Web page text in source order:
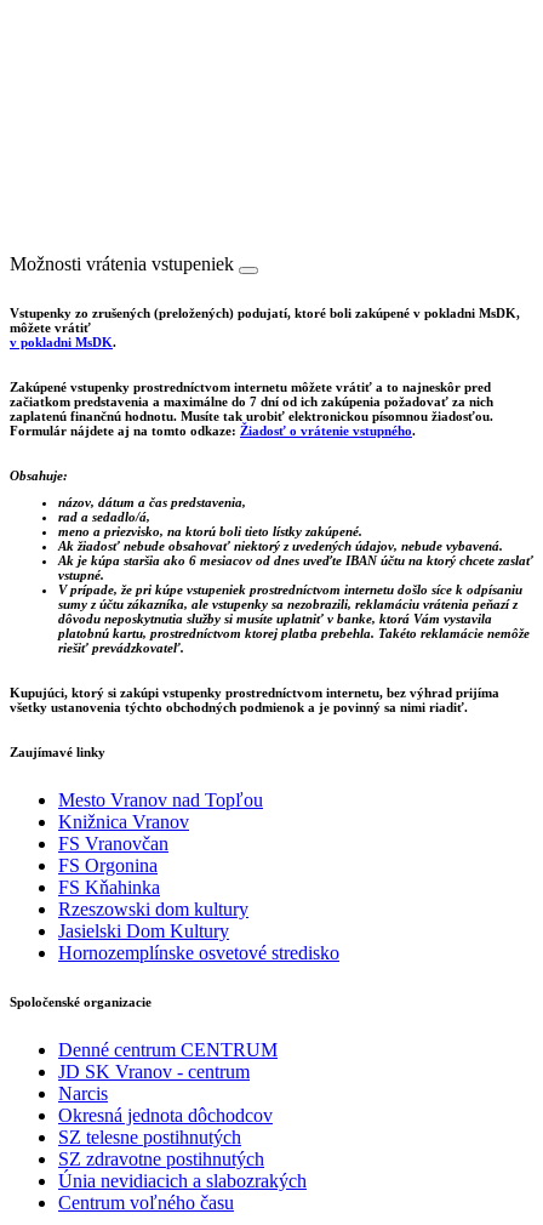
Možnosti vrátenia vstupeniek
Vstupenky zo zrušených (preložených) podujatí, ktoré boli zakúpené v pokladni MsDK,
môžete vrátiť
v pokladni MsDK.
Zakúpené vstupenky prostredníctvom internetu môžete vrátiť a to najneskôr pred
začiatkom predstavenia a maximálne do 7 dní od ich zakúpenia požadovať za nich
zaplatenú finančnú hodnotu. Musíte tak urobiť elektronickou písomnou žiadosťou.
Formulár nájdete aj na tomto odkaze: Žiadosť o vrátenie vstupného.
Obsahuje:
názov, dátum a čas predstavenia,
rad a sedadlo/á,
meno a priezvisko, na ktorú boli tieto lístky zakúpené.
Ak žiadosť nebude obsahovať niektorý z uvedených údajov, nebude vybavená.
Ak je kúpa staršia ako 6 mesiacov od dnes uveďte IBAN účtu na ktorý chcete zaslať
vstupné.
V prípade, že pri kúpe vstupeniek prostredníctvom internetu došlo síce k odpísaniu
sumy z účtu zákazníka, ale vstupenky sa nezobrazili, reklamáciu vrátenia peňazí z
dôvodu neposkytnutia služby si musíte uplatniť v banke, ktorá Vám vystavila
platobnú kartu, prostredníctvom ktorej platba prebehla. Takéto reklamácie nemôže
riešiť prevádzkovateľ.
Kupujúci, ktorý si zakúpi vstupenky prostredníctvom internetu, bez výhrad prijíma
všetky ustanovenia týchto obchodných podmienok a je povinný sa nimi riadiť.
Zaujímavé linky
Mesto Vranov nad Topľou
Knižnica Vranov
FS Vranovčan
FS Orgonina
FS Kňahinka
Rzeszowski dom kultury
Jasielski Dom Kultury
Hornozemplínske osvetové stredisko
Spoločenské organizacie
Denné centrum CENTRUM
JD SK Vranov - centrum
Narcis
Okresná jednota dôchodcov
SZ telesne postihnutých
SZ zdravotne postihnutých
Únia nevidiacich a slabozrakých
Centrum voľného času